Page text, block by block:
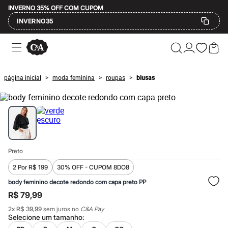
INVERNO 35% OFF COM CUPOM
INVERNO35
Ofertas
Compre por Departamento
Masculino
Infantil
Calçados
Mindse7
Plus Size
Até 20% off
Até 40% off
Até 60% off
A partir de 60% off
Feminino
Em alta
Inverno
Alfaiataria
Novidades
Roupas
Blusas e Camisetas
Básicos
página inicial > moda feminina > roupas > blusas
Preto
2 Por R$ 199
30% OFF - CUPOM 8DO8
body feminino decote redondo com capa preto PP
R$ 79,99
2x R$ 39,99 sem juros no C&A Pay
Selecione umtamanho: